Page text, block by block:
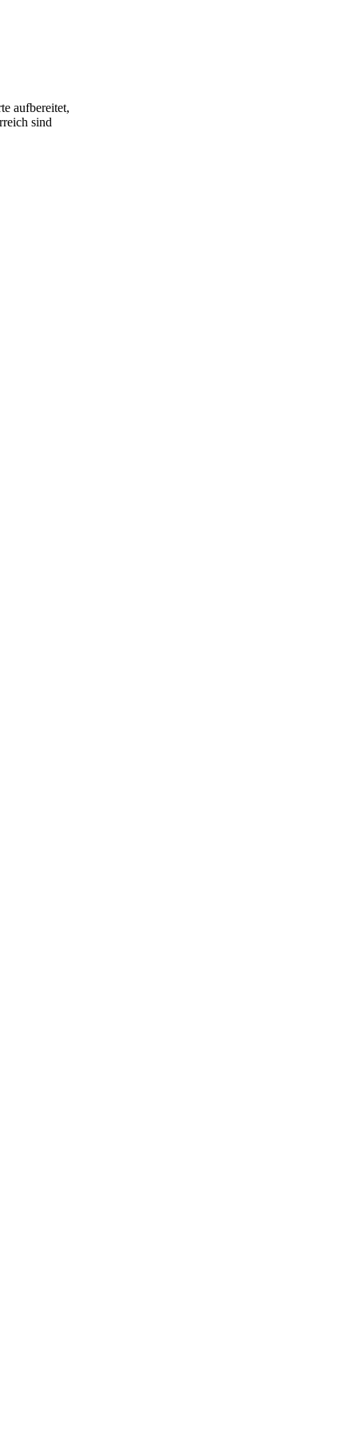
days.
aufbereitet,
sind